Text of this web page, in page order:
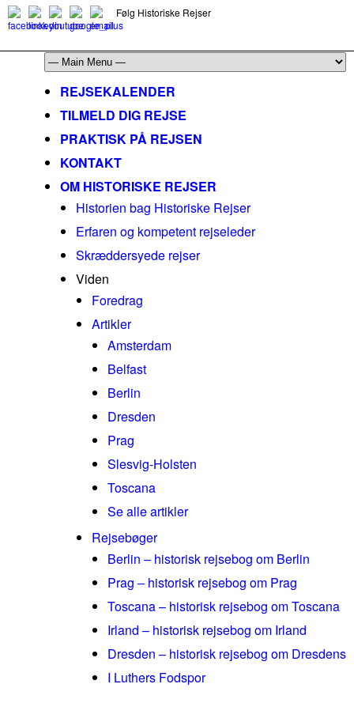
Følg Historiske Rejser
REJSEKALENDER
TILMELD DIG REJSE
PRAKTISK PÅ REJSEN
KONTAKT
OM HISTORISKE REJSER
Historien bag Historiske Rejser
Erfaren og kompetent rejseleder
Skræddersyede rejser
Viden
Foredrag
Artikler
Amsterdam
Belfast
Berlin
Dresden
Prag
Slesvig-Holsten
Toscana
Se alle artikler
Rejsebøger
Berlin – historisk rejsebog om Berlin
Prag – historisk rejsebog om Prag
Toscana – historisk rejsebog om Toscana
Irland – historisk rejsebog om Irland
Dresden – historisk rejsebog om Dresdens
I Luthers Fodspor